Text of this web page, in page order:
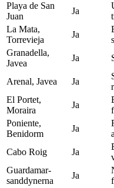
Playa de San
Juan
Ja
La Mata,
Torrevieja
Ja
Granadella,
Javea
Ja
Arenal, Javea
Ja
El Portet,
Moraira
Ja
Poniente,
Benidorm
Ja
Cabo Roig Ja
Guardamar-
sanddynerna
Ja